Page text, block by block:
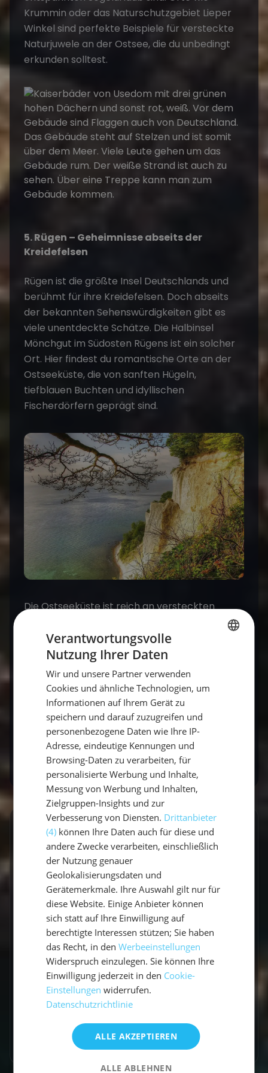
Krummin oder das Naturschutzgebiet Lieper
Winkel sind perfekte Beispiele für versteckte
Naturjuwele an der Ostsee, die du unbedingt
erkunden solltest.
5. Rügen – Geheimnisse abseits der
Kreidefelsen
Rügen ist die größte Insel Deutschlands und
berühmt für ihre Kreidefelsen. Doch abseits
der bekannten Sehenswürdigkeiten gibt es
viele unentdeckte Schätze. Die Halbinsel
Mönchgut im Südosten Rügens ist ein solcher
Ort. Hier findest du romantische Orte an der
Ostseeküste, die von sanften Hügeln,
tiefblauen Buchten und idyllischen
Fischerdörfern geprägt sind.
Die Ostseeküste ist reich an versteckten
entdeckt zu werden. Ob du auf der Suche nach
romantischen Orten, einsamen Naturstränden
oder spannenden Entdeckungstouren bist –
diese fünf Orte bieten dir alles, was du für
einen unvergesslichenSegeltörnoder
Mitsegeln in Deutschlandbrauchst. Lass dich
von der Schönheit der Ostsee verzaubern und
finde deine eigenen Geheimtipps!
GESCHRIEBEN VON
Vicci
Travel Explorerin
Vicci schreibt über Segelabenteuer,
Küstenorte und Reisen abseits der üblichen
Routen. Mit einem Gespür für besondere
Momente verbindet sie Explorer-Spirit mit
praktischen Travel-Tipps.
Zum Autorenprofil→
Verantwortungsvolle
Nutzung Ihrer Daten
Wir und unsere Partner verwenden
Cookies und ähnliche Technologien, um
Informationen auf Ihrem Gerät zu
speichern und darauf zuzugreifen und
personenbezogene Daten wie Ihre IP-
Adresse, eindeutige Kennungen und
Browsing-Daten zu verarbeiten, für
personalisierte Werbung und Inhalte,
Messung von Werbung und Inhalten,
Zielgruppen-Insights und zur
Verbesserung von Diensten. Drittanbieter
(4) können Ihre Daten auch für diese und
andere Zwecke verarbeiten, einschließlich
der Nutzung genauer
Geolokalisierungsdaten und
Gerätemerkmale. Ihre Auswahl gilt nur für
diese Website. Einige Anbieter können
sich statt auf Ihre Einwilligung auf
berechtigte Interessen stützen; Sie haben
das Recht, in denWerbeeinstellungen
Widerspruch einzulegen. Sie können Ihre
Einwilligung jederzeit in den Cookie-
Einstellungen widerrufen.
Datenschutzrichtlinie
ALLE AKZEPTIEREN
ALLE ABLEHNEN